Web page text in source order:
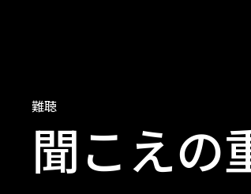
難聴
聞こえの